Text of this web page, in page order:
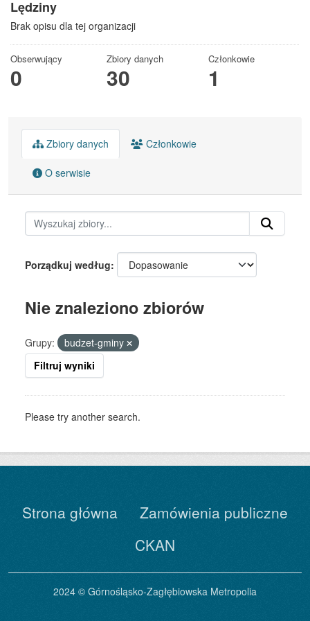
Lędziny
Brak opisu dla tej organizacji
Obserwujący
0
Zbiory danych
30
Członkowie
1
Zbiory danych Członkowie
O serwisie
Porządkuj według
Nie znaleziono zbiorów
Grupy:
budzet-gminy
Filtruj wyniki
Please try another search.
Strona główna
Zamówienia publiczne
CKAN
2024 © Górnośląsko-Zagłębiowska Metropolia